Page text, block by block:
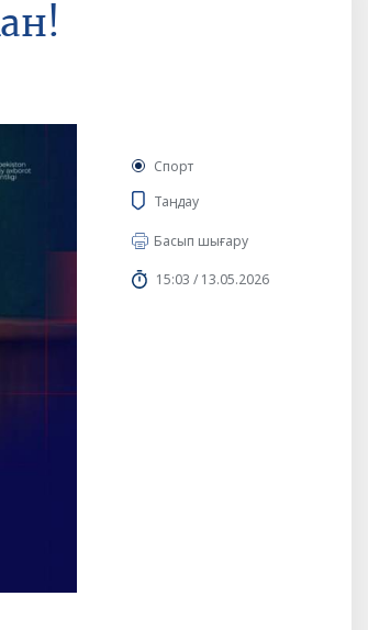
Спорт
Таңдау
Басып шығару
15:03 / 13.05.2026